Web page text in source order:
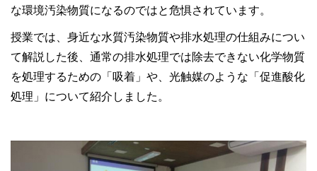
な環境汚染物質になるのではと危惧されています。
授業では、身近な水質汚染物質や排水処理の仕組みについ
て解説した後、通常の排水処理では除去できない化学物質
を処理するための「吸着」や、光触媒のような「促進酸化
処理」について紹介しました。